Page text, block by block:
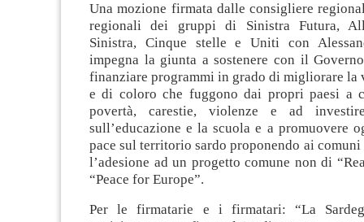
Una mozione firmata dalle consigliere
regionali dei gruppi di Sinistra Futura,
Sinistra, Cinque stelle e Uniti con
impegna la giunta a sostenere con il
finanziare programmi in grado di migliorare la
e di coloro che fuggono dai propri paesi a
povertà, carestie, violenze e ad
sull’educazione e la scuola e a promuovere
pace sul territorio sardo proponendo ai comuni
l’adesione ad un progetto comune non di
“Peace for Europe”.
Per le firmatarie e i firmatari: “La